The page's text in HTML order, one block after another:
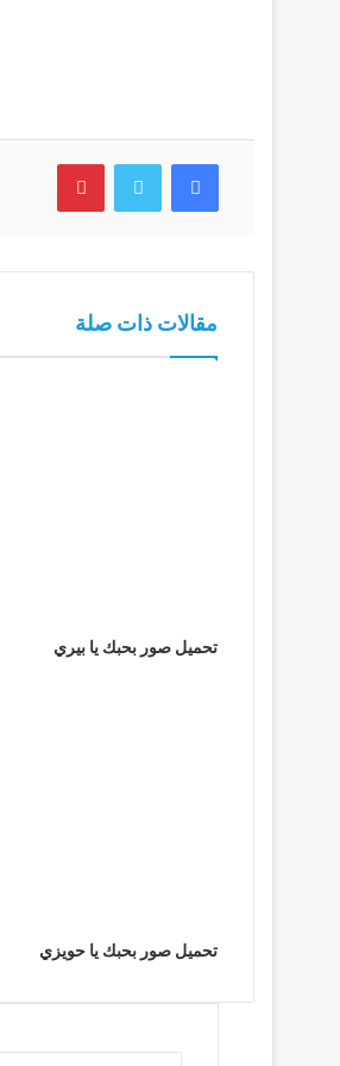
فيسبوك تويتر بينتيريست
مقالات ذات صلة
تحميل صور بحبك يا بيري
تحميل صور بحبك يا حويزي